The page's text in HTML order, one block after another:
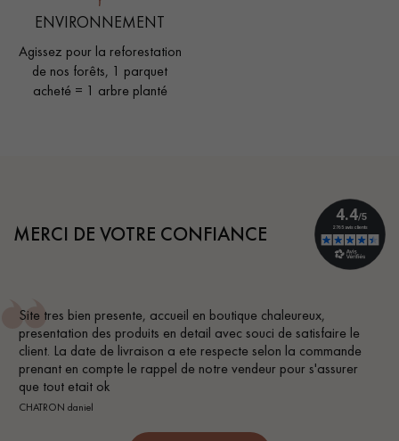
ENVIRONNEMENT
Agissez pour la reforestation
de nos forêts, 1 parquet
acheté = 1 arbre planté
MERCI DE VOTRE CONFIANCE
le
Conseil parfait, échanges fluides. Je recommande
BEILE FRANCK